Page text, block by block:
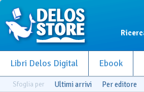
Libri Delos Digital Ebook
Sfoglia per Ultimi arrivi Per editore